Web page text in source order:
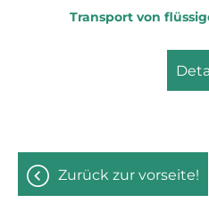
Transport von flüssigen Stoffen in tanks
Transport von
zurück zur vorseite!